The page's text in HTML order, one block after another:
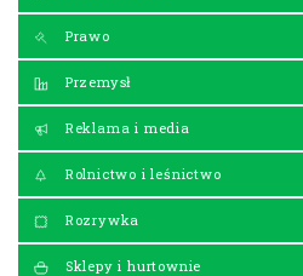
Prawo
Przemysł
Reklama i media
Rolnictwo i leśnictwo
Rozrywka
Sklepy i hurtownie